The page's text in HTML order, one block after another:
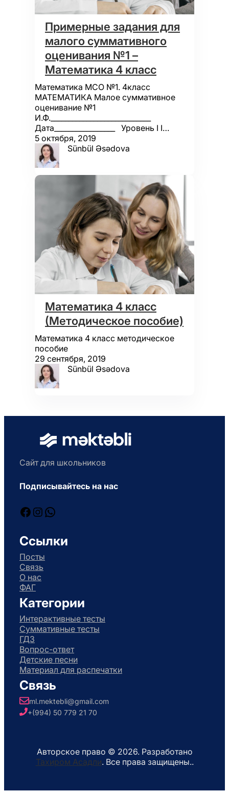
Примерные задания для
малого суммативного
оценивания №1 –
Математика 4 класс
Математика МСО №1. 4класс
МАТЕМАТИКА Малое суммативное
оценивание №1
И.Ф.____________________________
Дата_________________ Уровень I I…
5 октября, 2019
Sünbül Əsədova
Математика 4 класс
(Методическое пособие)
Математика 4 класс методическое
пособие
29 сентября, 2019
Sünbül Əsədova
Сайт для школьников
Подписывайтесь на нас
Facebook
Instagram
WhatsApp
Ссылки
Посты
Связь
О нас
ФАГ
Категории
Интерактивные тесты
Суммативные тесты
ГДЗ
Вопрос-ответ
Детские песни
Материал для распечатки
Связь
ml.mektebli@gmail.com
+(994) 50 779 21 70
Авторское право © 2026. Разработано
Тахиром Асадли. Все права защищены..